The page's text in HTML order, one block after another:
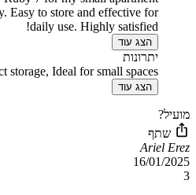
Easy to store and effective for
daily use. Highly satisfied!
הצג עוד
יתרונות
storage, Ideal for small spaces
הצג עוד
מועיל?
שתף
Ariel Erez
16/01/2025
3